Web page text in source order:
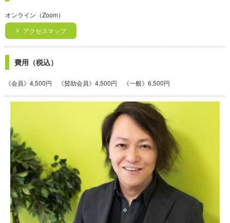
オンライン（Zoom）
アクセスマップ
費用（税込）
《会員》4,500円 《賛助会員》4,500円 《一般》6,500円